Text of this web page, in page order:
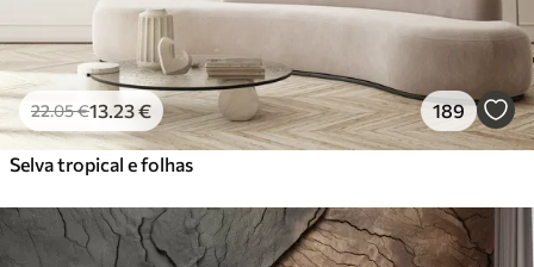
22.05€13.23€ 189
Selva tropical e folhas